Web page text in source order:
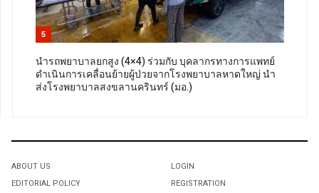
5
นำรถพยาบาลยกสูง (4×4) ร่วมกับ บุคลากรทางการแพทย์
ดำเนินการเคลื่อนย้ายผู้ป่วยจากโรงพยาบาลหาดใหญ่ นำ
ส่งโรงพยาบาลสงขลานครินทร์ (มอ.)
ABOUT US
EDITORIAL POLICY
LOGIN
REGISTRATION